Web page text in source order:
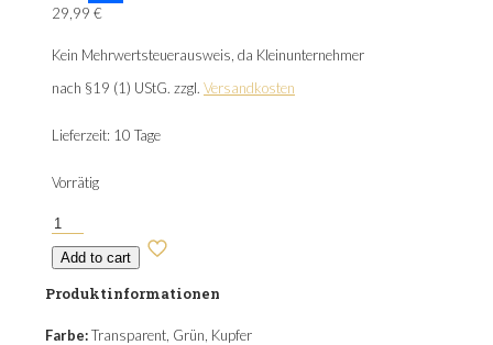
Teilen
29,99 €
Kein Mehrwertsteuerausweis, da Kleinunternehmer
nach §19 (1) UStG. zzgl. Versandkosten
Lieferzeit: 10 Tage
Vorrätig
Twilight
Grove
Menge
Add to cart
Produktinformationen
Farbe:Transparent, Grün, Kupfer